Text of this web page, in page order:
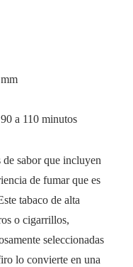
a 110 minutos
sabor que incluyen
de fumar que es
tabaco de alta
o cigarrillos,
seleccionadas
lo convierte en una